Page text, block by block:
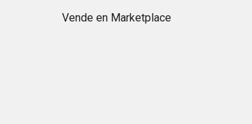
Vende en Marketplace